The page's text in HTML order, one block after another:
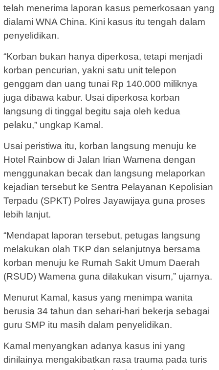
telah menerima laporan kasus pemerkosaan yang
dialami WNA China. Kini kasus itu tengah dalam
penyelidikan.
“Korban bukan hanya diperkosa, tetapi menjadi
korban pencurian, yakni satu unit telepon
genggam dan uang tunai Rp 140.000 miliknya
juga dibawa kabur. Usai diperkosa korban
langsung di tinggal begitu saja oleh kedua
pelaku,” ungkap Kamal.
Usai peristiwa itu, korban langsung menuju ke
Hotel Rainbow di Jalan Irian Wamena dengan
menggunakan becak dan langsung melaporkan
kejadian tersebut ke Sentra Pelayanan Kepolisian
Terpadu (SPKT) Polres Jayawijaya guna proses
lebih lanjut.
“Mendapat laporan tersebut, petugas langsung
melakukan olah TKP dan selanjutnya bersama
korban menuju ke Rumah Sakit Umum Daerah
(RSUD) Wamena guna dilakukan visum,” ujarnya.
Menurut Kamal, kasus yang menimpa wanita
berusia 34 tahun dan sehari-hari bekerja sebagai
guru SMP itu masih dalam penyelidikan.
Kamal menyangkan adanya kasus ini yang
dinilainya mengakibatkan rasa trauma pada turis